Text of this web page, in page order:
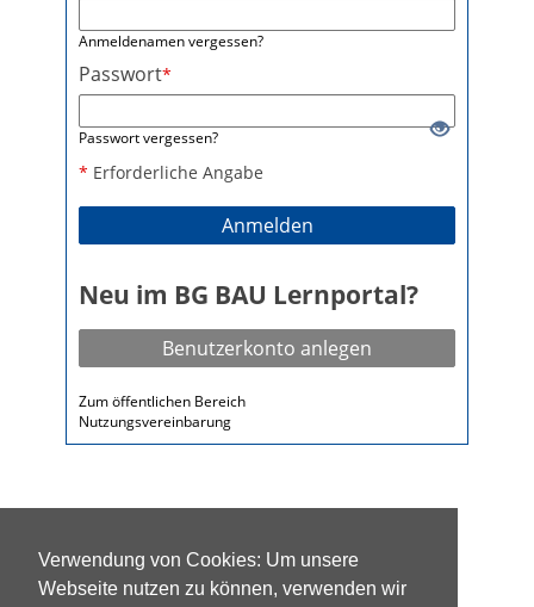
Verwendung von Cookies: Um unsere
Webseite nutzen zu können, verwenden wir
Anmeldenamen vergessen?
Passwort*
Passwort vergessen?
* Erforderliche Angabe
Anmelden
Neu im BG BAU Lernportal?
Benutzerkonto anlegen
Zum öffentlichen Bereich
Nutzungsvereinbarung